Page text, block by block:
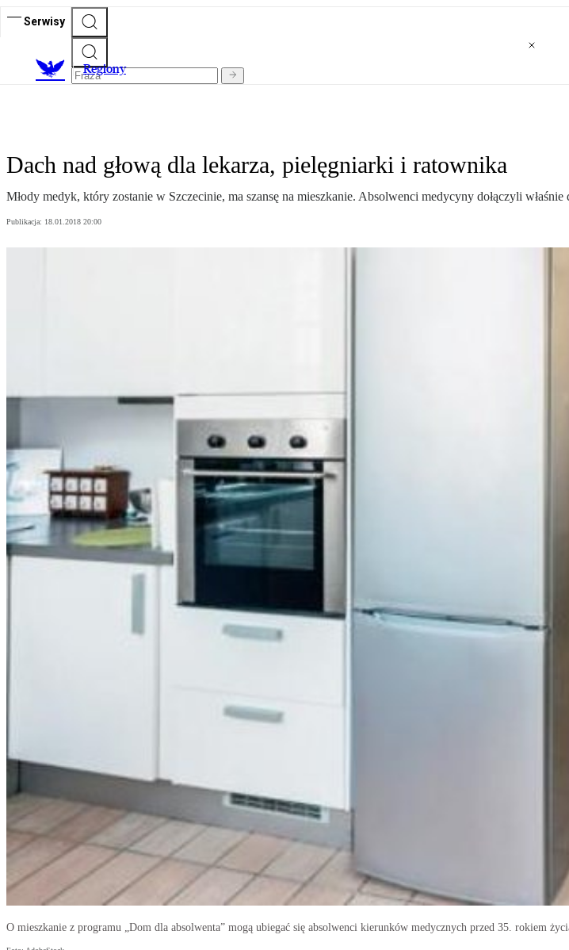
Serwisy
Regiony
Dach nad głową dla lekarza, pielęgniarki i ratownika
Młody medyk, który zostanie w Szczecinie, ma szansę na mieszkanie. Absolwenci medycyny dołączyli
Publikacja: 18.01.2018 20:00
O mieszkanie z programu „Dom dla absolwenta” mogą ubiegać się absolwenci kierunków medycznych przed 35. rokiem